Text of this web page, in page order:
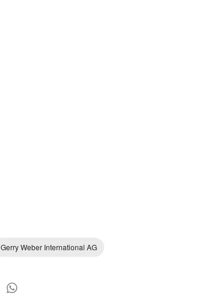
Gerry Weber International AG